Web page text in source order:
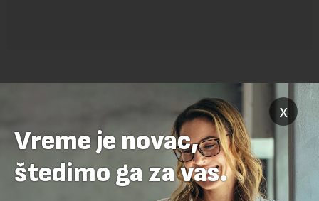
x
Vreme je novac,
štedimo ga za vas.